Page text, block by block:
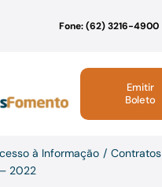
Fone: (62) 3216-4900
Emitir
Boleto
à Informação
Contratos
2022